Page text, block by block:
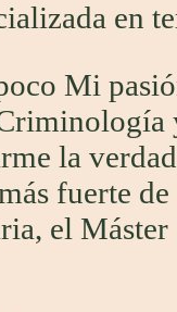
en
Mi
la
fuerte
el